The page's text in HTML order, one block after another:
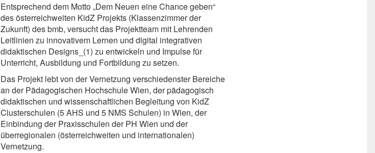
Entsprechend dem Motto „Dem Neuen eine Chance geben“
des österreichweiten KidZ Projekts (Klassenzimmer der
Zukunft) des bmb, versucht das Projektteam mit Lehrenden
Leitlinien zu innovativem Lernen und digital integrativen
didaktischen Designs_(1) zu entwickeln und Impulse für
Unterricht, Ausbildung und Fortbildung zu setzen.
Das Projekt lebt von der Vernetzung verschiedenster Bereiche
an der Pädagogischen Hochschule Wien, der pädagogisch
didaktischen und wissenschaftlichen Begleitung von KidZ
Clusterschulen (5 AHS und 5 NMS Schulen) in Wien, der
Einbindung der Praxisschulen der PH Wien und der
überregionalen (österreichweiten und internationalen)
Vernetzung.